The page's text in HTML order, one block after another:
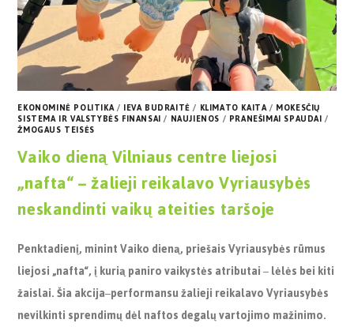
EKONOMINĖ POLITIKA/ IEVA BUDRAITĖ/ KLIMATO KAITA/ MOKESČIŲ
SISTEMA IR VALSTYBĖS FINANSAI/ NAUJIENOS/ PRANEŠIMAI SPAUDAI/
ŽMOGAUS TEISĖS
Vaiko dieną Vilniaus centre liejosi
„nafta“ – žalieji reikalavo Vyriausybės
neskandinti vaikų ateities taršoje
Penktadienį, minint Vaiko dieną, priešais Vyriausybės rūmus
liejosi „nafta“, į kurią paniro vaikystės atributai–lėlės bei kiti
žaislai. Šia akcija–performansu žalieji reikalavo Vyriausybės
nevilkinti sprendimų dėl naftos degalų vartojimo mažinimo.